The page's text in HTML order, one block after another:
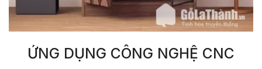
ỨNG DỤNG CÔNG NGHỆ CNC